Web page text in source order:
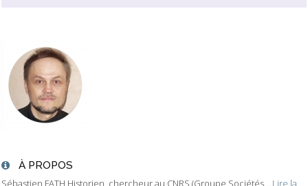
À PROPOS
Sébastien FATH Historien, chercheur au CNRS (Groupe Sociétés... Lire la